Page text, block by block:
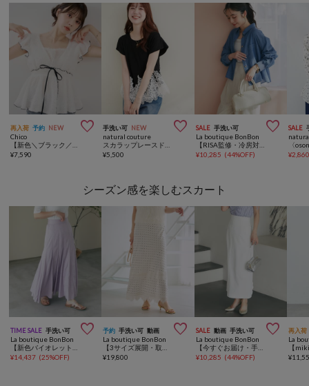
再入荷 予約 NEW 
Chico
¥7,590
手洗い可 NEW 
natural couture
¥5,500
SALE 手洗い可 
La boutique BonBon
【RISA監修・冷房対策】シアーデニムショート丈袖口リブシャツ
¥10,285 (44%OFF)
SALE
¥
シーズン感を楽しむスカート
TIME SALE 手洗い可 
La boutique BonBon
¥14,437 (25%OFF)
予約 手洗い可 動画 
La boutique BonBon
¥19,800
SALE 動画 手洗い可 
La boutique BonBon
【今すぐお届け・手洗い可能】ドライツイルナローマキシスカート
¥10,285 (44%OFF)
再入荷
La
¥